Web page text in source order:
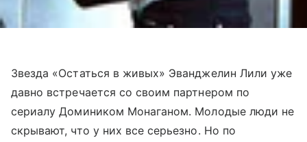
Звезда «Остаться в живых» Эванджелин Лили уже
давно встречается со своим партнером по
сериалу Домиником Монаганом. Молодые люди не
скрывают, что у них все серьезно. Но по